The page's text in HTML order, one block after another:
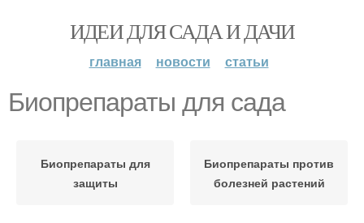
ИДЕИ ДЛЯ САДА И ДАЧИ
главная новости статьи
Биопрепараты для сада
Биопрепараты для
защиты
Биопрепараты против
болезней растений